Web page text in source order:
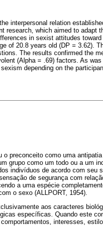
interpersonal relation
research, which aimed to adapt
in sexist attitudes
of 20.8 years old (DP = 3.62).
The results confirmed the
(Alpha = .69) factors. As
depending on the
o preconceito como uma
grupo como um todo ou a um
indivíduos de acordo com seu
de segurança com
a uma espécie
o sexo (ALLPORT, 1954).
aos caracteres
específicas. Quando este
interesses,